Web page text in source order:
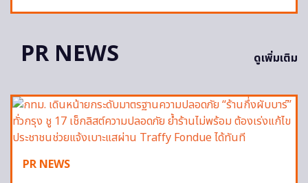
PR NEWS ดูเพิ่มเติม
PR NEWS